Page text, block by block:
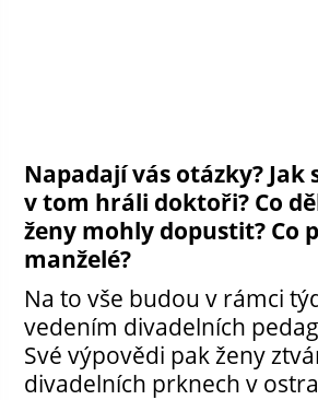
Napadají vás otázky?
v tom hráli doktoři? Co
ženy mohly dopustit? Co
manželé?
Na to vše budou v rámci
vedením divadelních
Své výpovědi pak ženy
divadelních prknech v